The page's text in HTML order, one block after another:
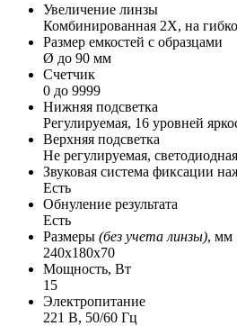
Увеличение линзы
Комбинированная 2Х, на
Размер емкостей с образцами
Ø до 90 мм
Счетчик
0 до 9999
Нижняя подсветка
Регулируемая, 16 уровней
Верхняя подсветка
Не регулируемая,
Звуковая система фиксации
Есть
Обнуление результата
Есть
Размеры (без учета линзы), мм
240x180x70
Мощность, Вт
15
Электропитание
221 В, 50/60 Гц